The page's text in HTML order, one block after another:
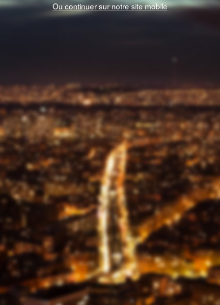
Ou continuer sur notre site mobile